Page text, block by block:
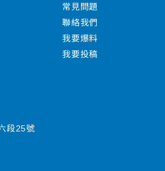
常見問題
聯絡我們
我要爆料
我要投稿
段25號